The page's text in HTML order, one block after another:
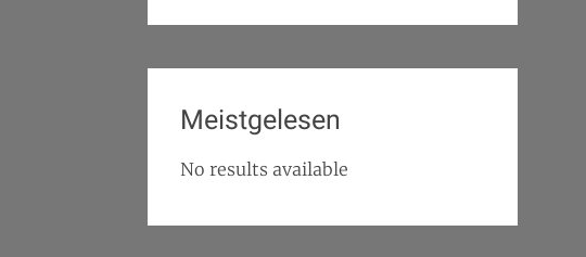
Meistgelesen
No results available